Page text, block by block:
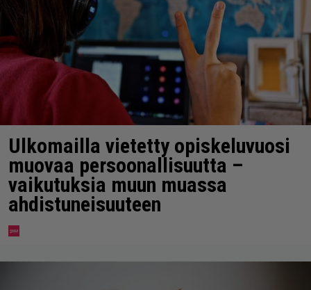
Ulkomailla vietetty opiskeluvuosi
muovaa persoonallisuutta –
vaikutuksia muun muassa
ahdistuneisuuteen